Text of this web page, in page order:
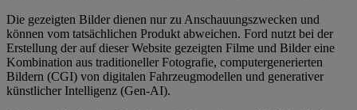
Die gezeigten Bilder dienen nur zu Anschauungszwecken und
können vom tatsächlichen Produkt abweichen. Ford nutzt bei der
Erstellung der auf dieser Website gezeigten Filme und Bilder eine
Kombination aus traditioneller Fotografie, computergenerierten
Bildern (CGI) von digitalen Fahrzeugmodellen und generativer
künstlicher Intelligenz (Gen-AI).